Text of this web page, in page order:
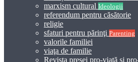
marxism cultural Ideologii
referendum pentru căsătorie
religie
sfaturi pentru părinţi Parenting
valorile familiei
viaţa de familie
Revista presei pro-viață și